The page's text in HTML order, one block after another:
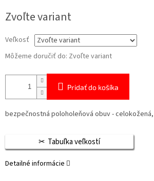
cena:
Zvoľte variant
Veľkosť
Môžeme doručiť do: Zvoľte variant
Pridať do košíka
bezpečnostná poloholeňová obuv -
Tabuľka veľkostí
Detailné informácie